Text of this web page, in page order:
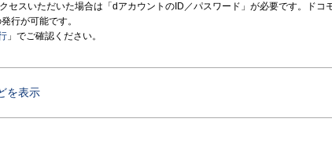
セスいただいた場合は「dアカウントのID／パスワード」が必要です。ドコ
行が可能です。
」でご確認ください。
を表示